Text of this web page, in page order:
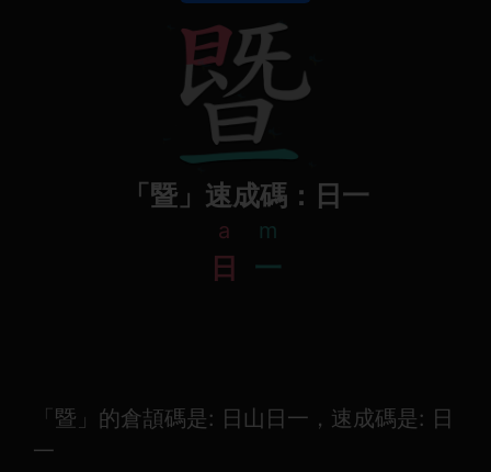
「暨」速成碼：日一
a
日
m
一
「暨」的倉頡碼是: 日山日一，速成碼是: 日
一